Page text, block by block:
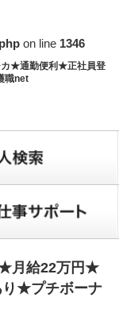
on line 1346
★通勤便利★正社員登
職net
月給22万円★
★プチボーナ